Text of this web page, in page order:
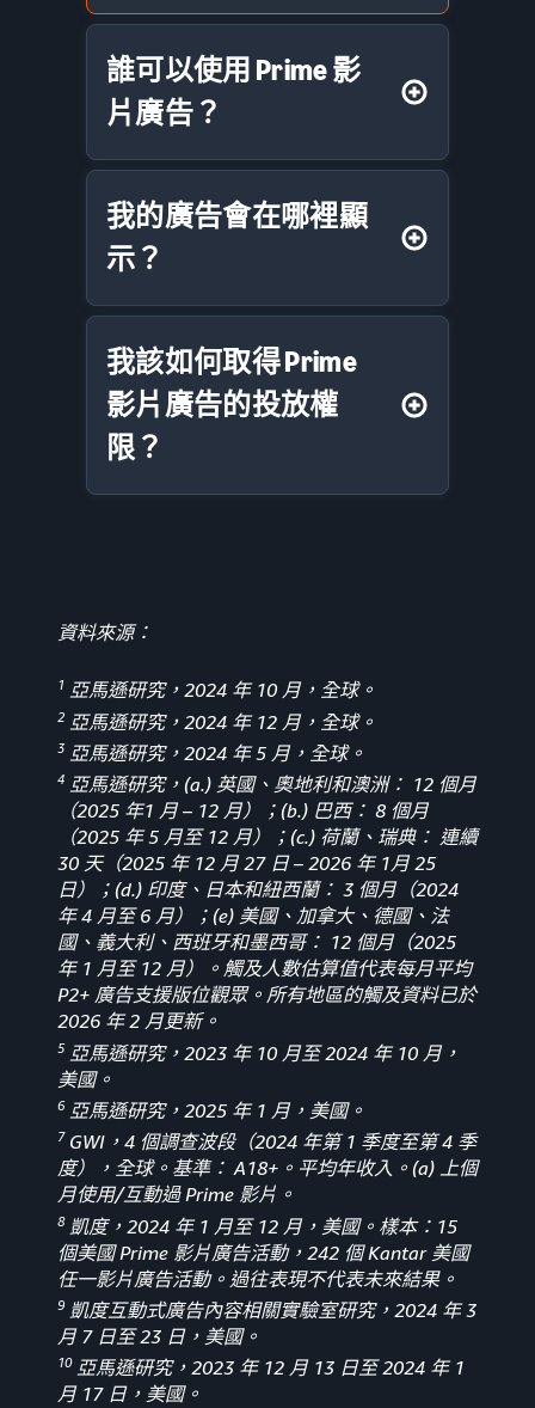
誰可以使用 Prime 影
片廣告？
我的廣告會在哪裡顯
示？
我該如何取得 Prime
影片廣告的投放權
限？
資料來源：
1 亞馬遜研究，2024 年 10 月，全球。
2 亞馬遜研究，2024 年 12 月，全球。
3 亞馬遜研究，2024 年 5 月，全球。
4 亞馬遜研究，(a.) 英國、奧地利和澳洲： 12 個月
（2025 年1 月– 12 月）；(b.) 巴西： 8 個月
（2025 年 5 月至 12 月）；(c.) 荷蘭、瑞典： 連續
30 天（2025 年 12 月 27 日 – 2026 年 1月 25
日）；(d.) 印度、日本和紐西蘭： 3 個月（2024
年 4 月至 6 月）；(e) 美國、加拿大、德國、法
國、義大利、西班牙和墨西哥： 12 個月（2025
年 1 月至 12 月）。觸及人數估算值代表每月平均
P2+ 廣告支援版位觀眾。所有地區的觸及資料已於
2026 年 2 月更新。
5亞馬遜研究，2023 年 10 月至 2024 年 10 月，
美國。
6 亞馬遜研究，2025 年 1 月，美國。
7 GWI，4 個調查波段（2024 年第 1 季度至第 4 季
度），全球。基準： A18+。平均年收入。(a) 上個
月使用/互動過 Prime 影片。
8凱度，2024 年 1 月至 12 月，美國。樣本：15
個美國 Prime 影片廣告活動，242 個 Kantar 美國
任一影片廣告活動。過往表現不代表未來結果。
9 凱度互動式廣告內容相關實驗室研究，2024 年 3
月 7 日至 23 日，美國。
10亞馬遜研究，2023 年 12 月 13 日至 2024 年 1
月 17 日，美國。